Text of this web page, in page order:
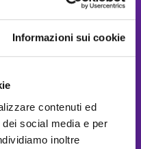
Informazioni sui cookie
contenuti ed
social media e per
inoltre